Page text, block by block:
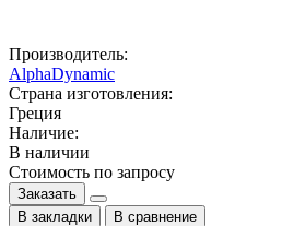
Производитель:
AlphaDynamic
Страна изготовления:
Греция
Наличие:
В наличии
Стоимость по запросу
Заказать
В закладки
В сравнение